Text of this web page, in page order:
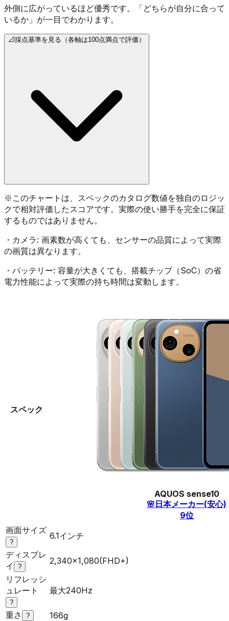
外側に広がっているほど優秀です。「どちらが自分に合って
いるか」が一目でわかります。
📐採点基準を見る（各軸は100点満点で評価）
※ このチャートは、スペックのカタログ数値を独自のロジッ
クで相対評価したスコアです。実際の使い勝手を完全に保証
するものではありません。
・ カメラ: 画素数が高くても、センサーの品質によって実際
の画質は異なります。
・ バッテリー: 容量が大きくても、搭載チップ（SoC）の省
電力性能によって実際の持ち時間は変動します。
スペック
AQUOS sense10
🌸日本メーカー(安心)
9位
画面サイズ
?
6.1インチ
ディスプレ
イ
?
2,340×1,080(FHD+)
リフレッシ
ュレート
?
最大240Hz
重さ ?
166g